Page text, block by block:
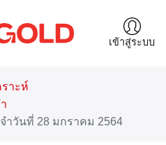
เข้าสู่ระบบ
าะห์
ำวันที่ 28 มกราคม 2564